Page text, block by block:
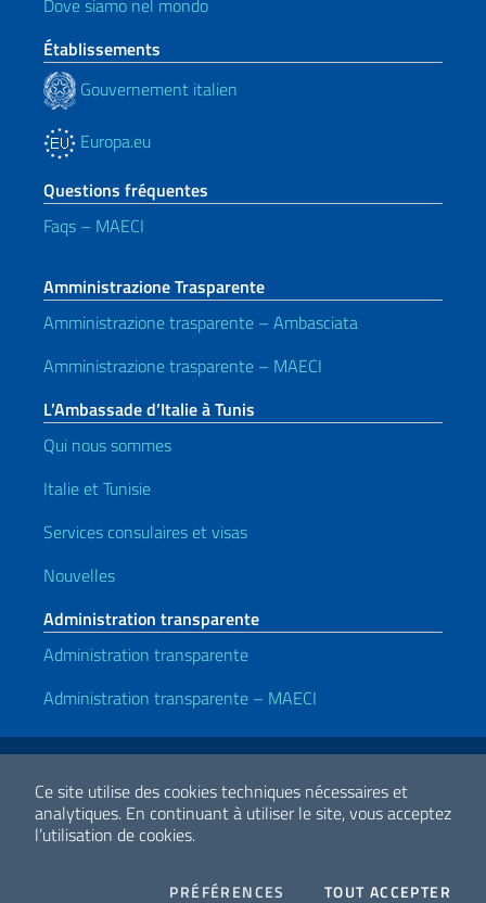
Ce site utilise des cookies techniques nécessaires et
analytiques. En continuant à utiliser le site, vous acceptez
l’utilisation de cookies.
PRÉFÉRENCES COOKIESTOUT ACCEPTER
Dove siamo nel mondo
Établissements
Gouvernement italien
Europa.eu
Questions fréquentes
Faqs – MAECI
Amministrazione Trasparente
Amministrazione trasparente – Ambasciata
Amministrazione trasparente – MAECI
L’Ambassade d’Italie à Tunis
Qui nous sommes
Italie et Tunisie
Services consulaires et visas
Nouvelles
Administration transparente
Administration transparente
Administration transparente – MAECI
Liens utiles